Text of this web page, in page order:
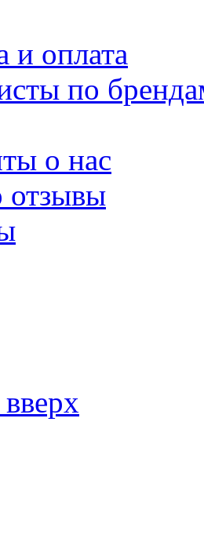
и оплата
по
о нас
отзывы